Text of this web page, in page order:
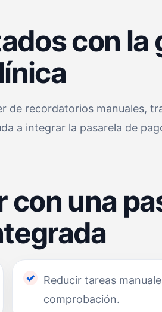
con la
de recordatorios manuales,
a integrar la pasarela de
con una
Reducir tareas
comprobación.